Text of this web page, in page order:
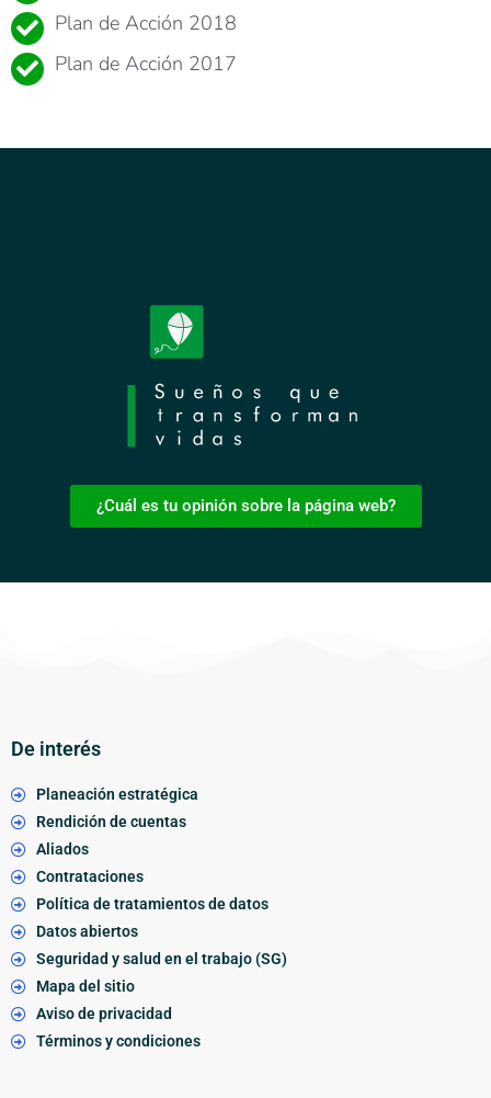
Plan de Acción 2018
Plan de Acción 2017
¿Cuál es tu opinión sobre la página web?
De interés
Planeación estratégica
Rendición de cuentas
Aliados
Contrataciones
Política de tratamientos de datos
Datos abiertos
Seguridad y salud en el trabajo (SG)
Mapa del sitio
Aviso de privacidad
Términos y condiciones